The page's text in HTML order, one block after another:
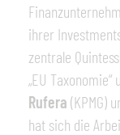
ihrer
zentrale
„EU
Rufera (KPMG)
hat sich die